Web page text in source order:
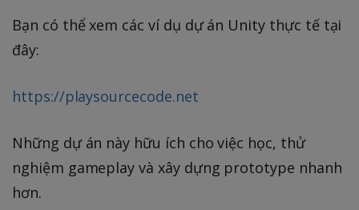
Bạn có thể xem các ví dụ dự án Unity thực tế tại
đây:
https://playsourcecode.net
Những dự án này hữu ích cho việc học, thử
nghiệm gameplay và xây dựng prototype nhanh
hơn.